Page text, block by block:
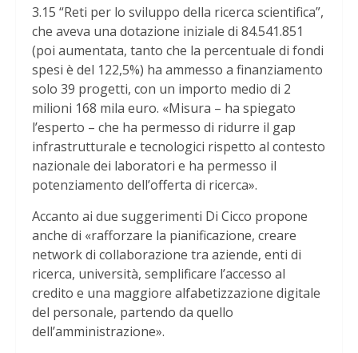
3.15 “Reti per lo sviluppo della ricerca scientifica”,
che aveva una dotazione iniziale di 84.541.851
(poi aumentata, tanto che la percentuale di fondi
spesi è del 122,5%) ha ammesso a finanziamento
solo 39 progetti, con un importo medio di 2
milioni 168 mila euro. «Misura – ha spiegato
l’esperto – che ha permesso di ridurre il gap
infrastrutturale e tecnologici rispetto al contesto
nazionale dei laboratori e ha permesso il
potenziamento dell’offerta di ricerca».
Accanto ai due suggerimenti Di Cicco propone
anche di «rafforzare la pianificazione, creare
network di collaborazione tra aziende, enti di
ricerca, università, semplificare l’accesso al
credito e una maggiore alfabetizzazione digitale
del personale, partendo da quello
dell’amministrazione».